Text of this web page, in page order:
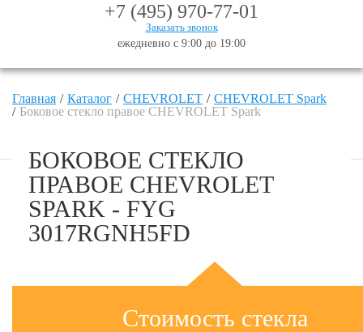
+7 (495) 970-77-01
Заказать звонок
ежедневно с 9:00 до 19:00
Главная Каталог CHEVROLET
CHEVROLET Spark
Боковое стекло правое CHEVROLET Spark
БОКОВОЕ СТЕКЛО
ПРАВОЕ CHEVROLET
SPARK - FYG
3017RGNH5FD
Стоимость стекла